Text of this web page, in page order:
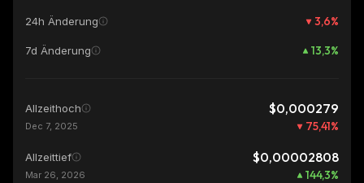
24h Änderung 3,6%
7d Änderung 13,3%
Allzeithoch $0,000279
Dec 7, 2025 75,41%
Allzeittief $0,00002808
Mar 26, 2026 144,3%